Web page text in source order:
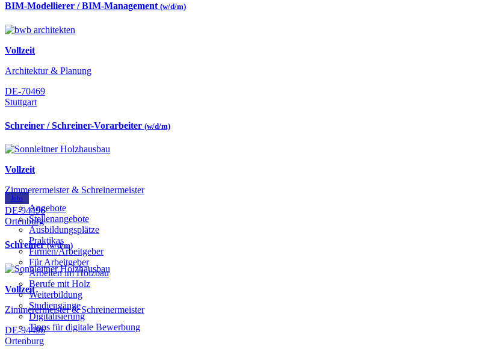
Jobs
Angebote
Stellenangebote
Ausbildungsplätze
Praktikas
Firmen/Arbeitgeber
Für Arbeitgeber
Arbeiten im Holzbau
Berufe mit Holz
Weiterbildung
Studiengänge
Digitalisierung
Tipps für digitale Bewerbung
BIM-Modellierer / BIM-Management (w/d/m)
Vollzeit
Architektur & Planung
DE-70469
Stuttgart
Schreiner / Schreiner-Vorarbeiter (w/d/m)
Vollzeit
Zimmerermeister & Schreinermeister
DE-94496
Ortenburg
Schreiner(w/d/m)
Vollzeit
Zimmerermeister & Schreinermeister
DE-94496
Ortenburg